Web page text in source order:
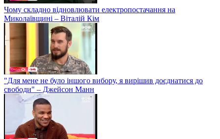
Чому складно відновлювати електропостачання на
Миколаївщині – Віталій Кім
"Для мене не було іншого вибору, я вирішив доєднатися до
свободи" – Джейсон Манн